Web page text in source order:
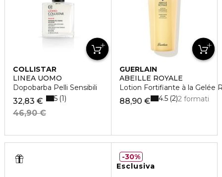
COLLISTAR
LINEA UOMO
Dopobarba Pelli Sensibili
32,83 €
46,90 €
5 1
GUERLAIN
ABEILLE ROYALE
Lotion Fortifiante à la Gelée
88,90 € 2 formati
4.5 2
Esclusiva
30%